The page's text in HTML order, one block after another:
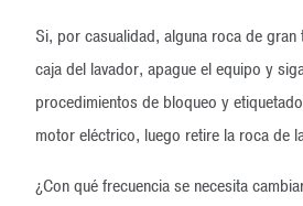
Si, por casualidad, alguna roca de gran
caja del lavador, apague el equipo y
procedimientos de bloqueo y
motor eléctrico, luego retire la roca de
¿Con qué frecuencia se necesita